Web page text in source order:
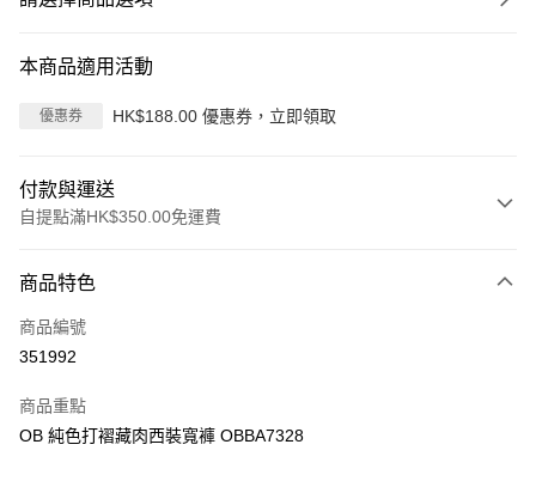
本商品適用活動
優惠券 HK$188.00 優惠券，立即領取
付款與運送
自提點滿HK$350.00免運費
信用卡
Apple Pay
PayMe
商品特色
商品編號
351992
商品重點
OB 純色打褶藏肉西裝寬褲 OBBA7328